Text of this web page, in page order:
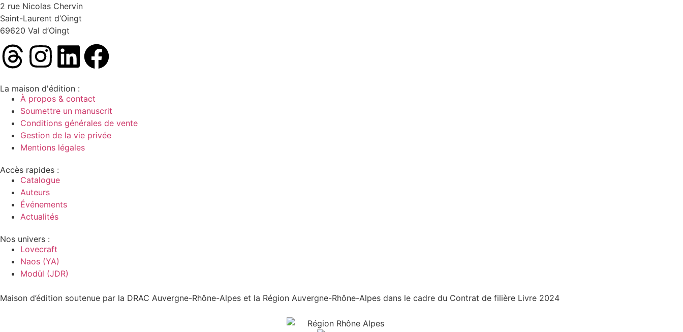
2 rue Nicolas Chervin
Saint-Laurent d’Oingt
69620 Val d’Oingt
La maison d'édition :
À propos & contact
Soumettre un manuscrit
Conditions générales de vente
Gestion de la vie privée
Mentions légales
Accès rapides :
Catalogue
Auteurs
Événements
Actualités
Nos univers :
Lovecraft
Naos (YA)
Modül (JDR)
Maison d’édition soutenue par la DRAC Auvergne-Rhône-Alpes et la Région Auvergne-Rhône-Alpes dans le cadre du Contrat de filière Livre 2024